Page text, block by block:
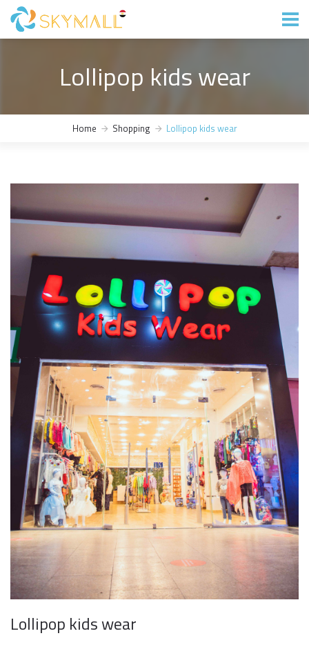
Lollipop kids wear
Home Shopping Lollipop kids wear
Lollipop kids wear